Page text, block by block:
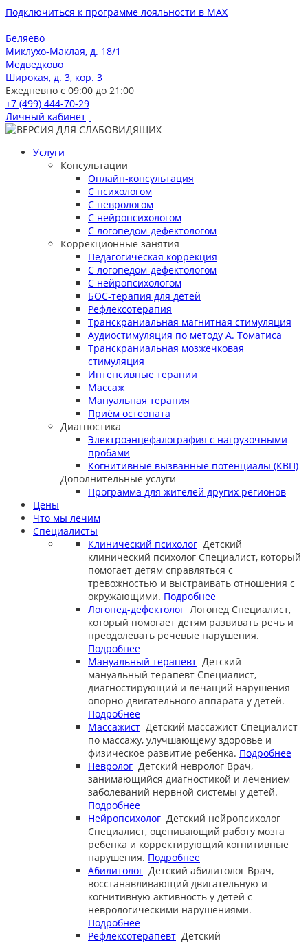
Подключиться к программе лояльности в MAX
Беляево
Миклухо-Маклая, д. 18/1
Медведково
Широкая, д. 3, кор. 3
Ежедневно с 09:00 до 21:00
+7 (499) 444-70-29
Личный кабинет
Услуги
Консультации
Онлайн-консультация
С психологом
С неврологом
С нейропсихологом
С логопедом-дефектологом
Коррекционные занятия
Педагогическая коррекция
С логопедом-дефектологом
С нейропсихологом
БОС-терапия для детей
Рефлексотерапия
Транскраниальная магнитная стимуляция
Аудиостимуляция по методу А. Томатиса
Транскраниальная мозжечковая
стимуляция
Интенсивные терапии
Массаж
Мануальная терапия
Приём остеопата
Диагностика
Электроэнцефалография с нагрузочными
пробами
Когнитивные вызванные потенциалы (КВП)
Дополнительные услуги
Программа для жителей других регионов
Цены
Что мы лечим
Специалисты
Клинический психолог Детский
клинический психолог Специалист, который
помогает детям справляться с
тревожностью и выстраивать отношения с
окружающими. Подробнее
Логопед-дефектолог Логопед Специалист,
который помогает детям развивать речь и
преодолевать речевые нарушения.
Подробнее
Мануальный терапевт Детский
мануальный терапевт Специалист,
диагностирующий и лечащий нарушения
опорно-двигательного аппарата у детей.
Подробнее
Массажист Детский массажист Специалист
по массажу, улучшающему здоровье и
физическое развитие ребенка. Подробнее
Невролог Детский невролог Врач,
занимающийся диагностикой и лечением
заболеваний нервной системы у детей.
Подробнее
Нейропсихолог Детский нейропсихолог
Специалист, оценивающий работу мозга
ребенка и корректирующий когнитивные
нарушения. Подробнее
Абилитолог Детский абилитолог Врач,
восстанавливающий двигательную и
когнитивную активность у детей с
неврологическими нарушениями.
Подробнее
Рефлексотерапевт Детский